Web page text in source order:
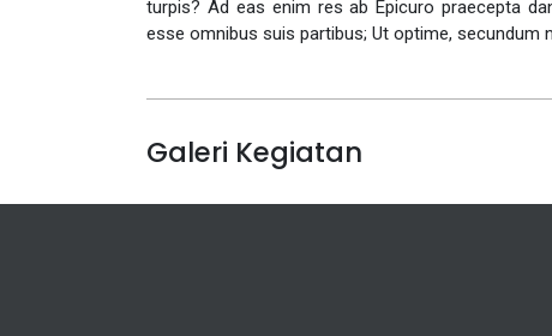
turpis? Ad eas enim res ab Epicuro praecepta
esse omnibus suis partibus; Ut optime,
Galeri Kegiatan